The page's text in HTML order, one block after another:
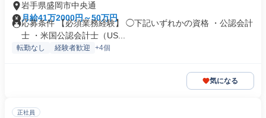
岩手県盛岡市中央通
月給41万2000円～50万円
応募条件 【必須業務経験】 ◯下記いずれかの資格 ・公認会計
士 ・米国公認会計士（US...
転勤なし 経験者歓迎 +4個
気になる
正社員